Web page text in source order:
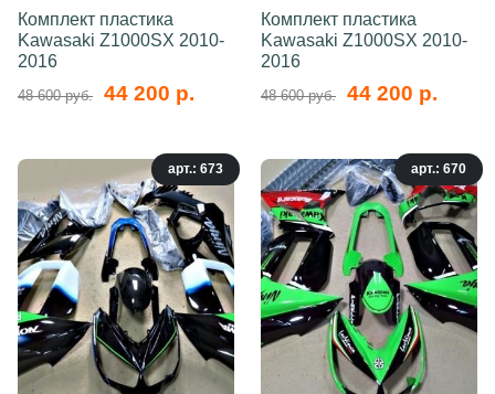
Комплект пластика
Kawasaki Z1000SX 2010-
2016
48 600 руб. 44 200 р.
Комплект пластика
Kawasaki Z1000SX 2010-
2016
48 600 руб. 44 200 р.
арт.: 673 арт.: 670